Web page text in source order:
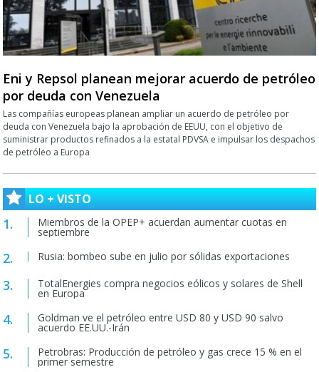
Eni y Repsol planean mejorar acuerdo de petróleo
por deuda con Venezuela
Las compañías europeas planean ampliar un acuerdo de petróleo por
deuda con Venezuela bajo la aprobación de EEUU, con el objetivo de
suministrar productos refinados a la estatal PDVSA e impulsar los despachos
de petróleo a Europa
LO + VISTO
Miembros de la OPEP+ acuerdan aumentar cuotas en
septiembre
Rusia: bombeo sube en julio por sólidas exportaciones
TotalEnergies compra negocios eólicos y solares de Shell
en Europa
Goldman ve el petróleo entre USD 80 y USD 90 salvo
acuerdo EE.UU.-Irán
Petrobras: Producción de petróleo y gas crece 15 % en el
primer semestre